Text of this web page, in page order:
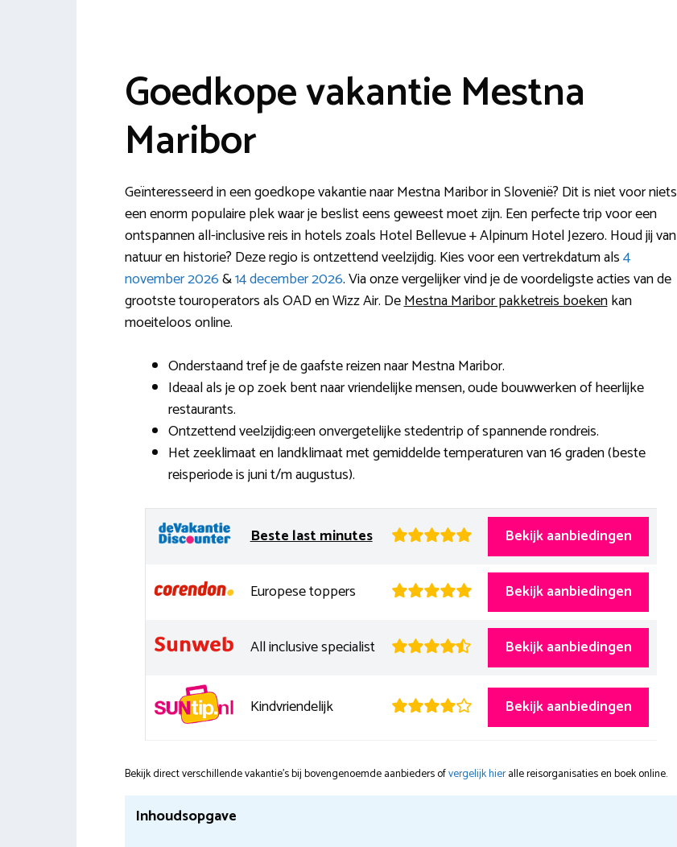
Goedkope vakantie Mestna
Maribor
Geïnteresseerd in een goedkope vakantie naar Mestna Maribor in Slovenië? Dit is niet voor niets
een enorm populaire plek waar je beslist eens geweest moet zijn. Een perfecte trip voor een
ontspannen all-inclusive reis in hotels zoals Hotel Bellevue + Alpinum Hotel Jezero. Houd jij van
natuur en historie? Deze regio is ontzettend veelzijdig. Kies voor een vertrekdatum als4
november 2026&14 december 2026. Via onze vergelijker vind je de voordeligste acties van de
grootste touroperators als OAD en Wizz Air. DeMestna Maribor pakketreis boekenkan
moeiteloos online.
Onderstaand tref je de gaafste reizen naar Mestna Maribor.
Ideaal als je op zoek bent naar vriendelijke mensen, oude bouwwerken of heerlijke
restaurants.
Ontzettend veelzijdig:een onvergetelijke stedentrip of spannende rondreis.
Het zeeklimaat en landklimaat met gemiddelde temperaturen van 16 graden (beste
reisperiode is juni t/m augustus).
Beste last minutes Bekijk aanbiedingen
Europese toppers Bekijk aanbiedingen
All inclusive specialist Bekijk aanbiedingen
Kindvriendelijk Bekijk aanbiedingen
Bekijk direct verschillende vakantie's bij bovengenoemde aanbieders ofvergelijk hieralle reisorganisaties en boek online.
Inhoudsopgave